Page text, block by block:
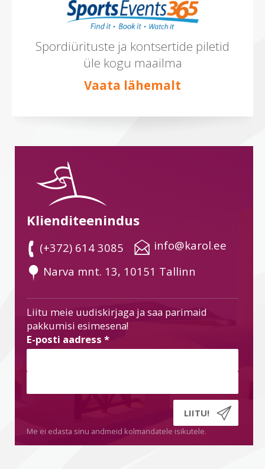
Spordiürituste ja kontsertide piletid
üle kogu maailma
Vaata lähemalt
Klienditeenindus
(+372) 614 3085
info@karol.ee
Narva mnt. 13, 10151 Tallinn
Liitu meie uudiskirjaga ja saa parimaid
pakkumisi esimesena!
E-posti aadress *
Me ei edasta sinu andmeid kolmandatele isikutele.